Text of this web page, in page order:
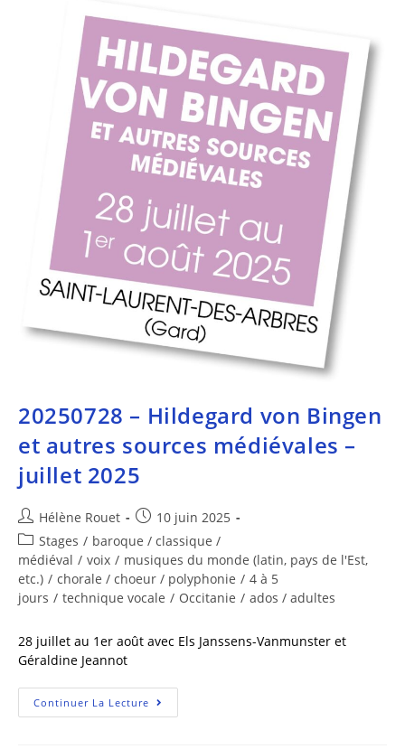
20250728 – Hildegard von Bingen
et autres sources médiévales –
juillet 2025
Hélène Rouet
10 juin 2025
Stages / baroque / classique /
médiéval / voix / musiques du monde (latin, pays de l'Est,
etc.) / chorale / choeur / polyphonie / 4 à 5
jours / technique vocale / Occitanie / ados / adultes
28 juillet au 1er août avec Els Janssens-Vanmunster et
Géraldine Jeannot
Continuer La Lecture